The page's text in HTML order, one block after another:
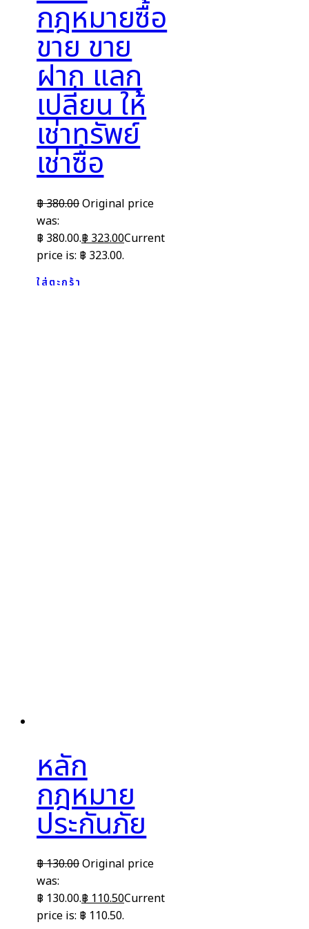
กฎหมายซื้อ
ขาย ขาย
ฝาก แลก
เปลี่ยน ให้
เช่าทรัพย์
เช่าซื้อ
฿380.00Original price
was:
฿ 380.00.฿ 323.00Current
price is: ฿ 323.00.
ใส่ตะกร้า
หลัก
กฎหมาย
ประกันภัย
฿130.00Original price
was:
฿ 130.00.฿110.50Current
price is: ฿ 110.50.